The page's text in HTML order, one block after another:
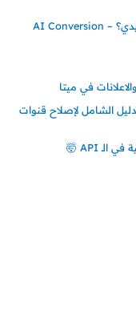
لماذا يفشل تحسين معدل التحويل (CRO) التقليدي؟ – AI Conversion
في ميتا
الشامل لإصلاح قنوات